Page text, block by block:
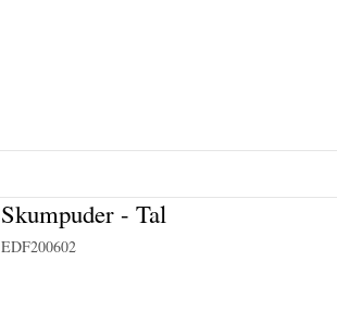
Skumpuder - Tal
EDF200602